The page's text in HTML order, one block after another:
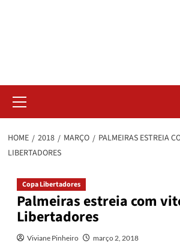
Menu
HOME 2018 MARÇO
PALMEIRAS ESTREIA
LIBERTADORES
Copa Libertadores
Palmeiras estreia com
Libertadores
Viviane Pinheiro março 2, 2018